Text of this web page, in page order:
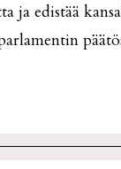
ja edistää